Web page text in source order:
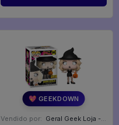
💖 GEEKDOWN
Vendido por: Geral Geek Loja - SP